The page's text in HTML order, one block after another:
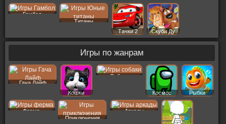
Гамбол
Титаны
Тачки 2
Скуби Ду
Игры по жанрам
Гача Лайф
Кошки
Собаки
Космос Рыбки
Ферма
Приключения
Аркады